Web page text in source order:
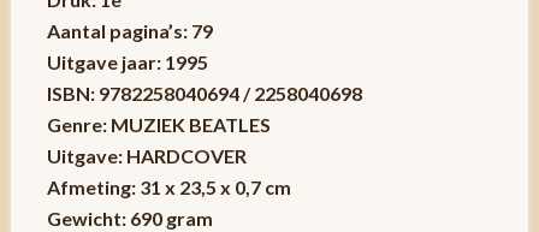
Aantal pagina’s: 79
Uitgave jaar: 1995
ISBN: 9782258040694 / 2258040698
Genre: MUZIEK BEATLES
Uitgave: HARDCOVER
Afmeting: 31 x 23,5 x 0,7 cm
Gewicht: 690 gram